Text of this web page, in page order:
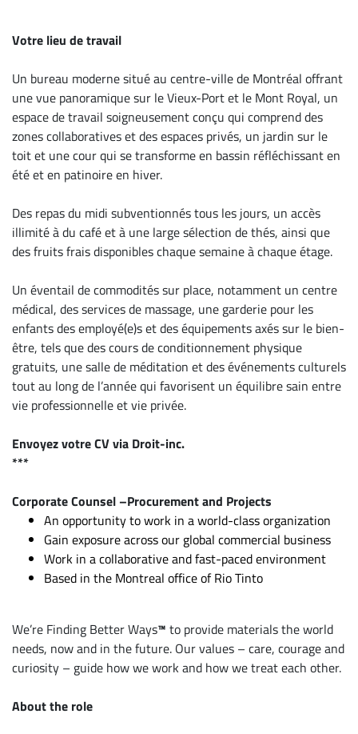
Votre lieu de travail
Un bureau moderne situé au centre-ville de Montréal offrant
une vue panoramique sur le Vieux-Port et le Mont Royal, un
espace de travail soigneusement conçu qui comprend des
zones collaboratives et des espaces privés, un jardin sur le
toit et une cour qui se transforme en bassin réfléchissant en
été et en patinoire en hiver.
Des repas du midi subventionnés tous les jours, un accès
illimité à du café et à une large sélection de thés, ainsi que
des fruits frais disponibles chaque semaine à chaque étage.
Un éventail de commodités sur place, notamment un centre
médical, des services de massage, une garderie pour les
enfants des employé(e)s et des équipements axés sur le bien-
être, tels que des cours de conditionnement physique
gratuits, une salle de méditation et des événements culturels
tout au long de l’année qui favorisent un équilibre sain entre
vie professionnelle et vie privée.
Envoyez votre CV via Droit-inc.
***
Corporate Counsel –Procurement and Projects
An opportunity to work in a world-class organization
Gain exposure across our global commercial business
Work in a collaborative and fast-paced environment
Based in the Montreal office of Rio Tinto
We’re Finding Better Ways™ to provide materials the world
needs, now and in the future. Our values – care, courage and
curiosity – guide how we work and how we treat each other.
About the role